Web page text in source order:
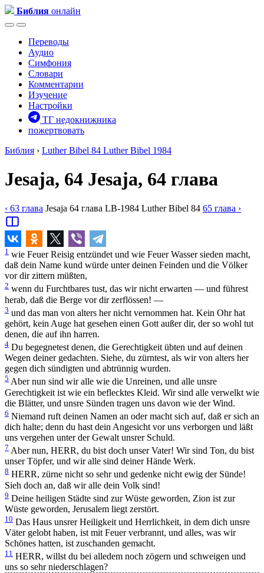
Библия онлайн
Переводы
Аудио
Симфония
Словари
Комментарии
Изучение
Настройки
ТГ недокнижника
пожертвовать
Библия › Luther Bibel 84 Luther Bibel 1984
Jesaja, 64 Jesaja, 64 глава
‹ 63 глава Jesaja 64 глава LB-1984 Luther Bibel 84 65 глава ›
1 wie Feuer Reisig entzündet und wie Feuer Wasser sieden macht,
daß dein Name kund würde unter deinen Feinden und die Völker
vor dir zittern müßten,
2 wenn du Furchtbares tust, das wir nicht erwarten — und führest
herab, daß die Berge vor dir zerflössen! —
3 und das man von alters her nicht vernommen hat. Kein Ohr hat
gehört, kein Auge hat gesehen einen Gott außer dir, der so wohl tut
denen, die auf ihn harren.
4 Du begegnetest denen, die Gerechtigkeit übten und auf deinen
Wegen deiner gedachten. Siehe, du zürntest, als wir von alters her
gegen dich sündigten und abtrünnig wurden.
5 Aber nun sind wir alle wie die Unreinen, und alle unsre
Gerechtigkeit ist wie ein beflecktes Kleid. Wir sind alle verwelkt wie
die Blätter, und unsre Sünden tragen uns davon wie der Wind.
6 Niemand ruft deinen Namen an oder macht sich auf, daß er sich an
dich halte; denn du hast dein Angesicht vor uns verborgen und läßt
uns vergehen unter der Gewalt unsrer Schuld.
7 Aber nun, HERR, du bist doch unser Vater! Wir sind Ton, du bist
unser Töpfer, und wir alle sind deiner Hände Werk.
8 HERR, zürne nicht so sehr und gedenke nicht ewig der Sünde!
Sieh doch an, daß wir alle dein Volk sind!
9 Deine heiligen Städte sind zur Wüste geworden, Zion ist zur
Wüste geworden, Jerusalem liegt zerstört.
10 Das Haus unsrer Heiligkeit und Herrlichkeit, in dem dich unsre
Väter gelobt haben, ist mit Feuer verbrannt, und alles, was wir
Schönes hatten, ist zuschanden gemacht.
11 HERR, willst du bei alledem noch zögern und schweigen und
uns so sehr niederschlagen?